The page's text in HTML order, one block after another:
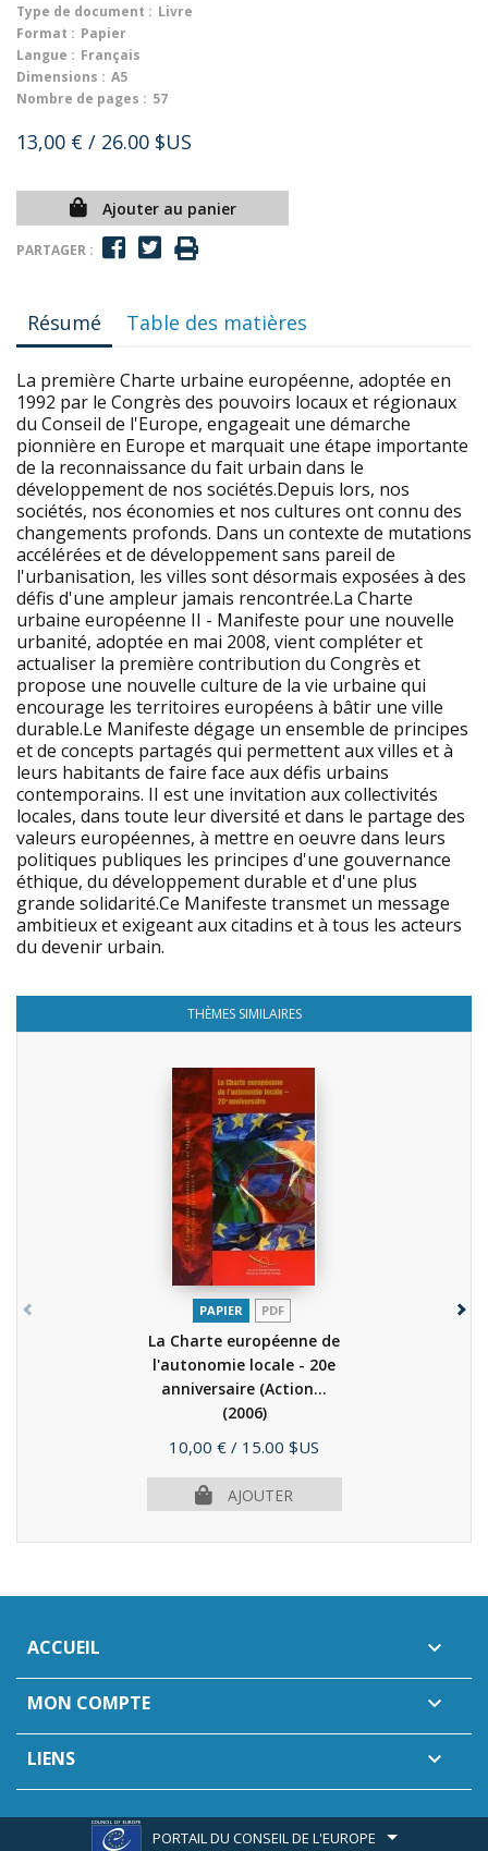
Type de document : Livre
Format : Papier
Langue : Français
Dimensions : A5
Nombre de pages : 57
13,00 € / 26.00 $US
Ajouter au panier
PARTAGER :
Résumé Table des matières
La première Charte urbaine européenne, adoptée en
1992 par le Congrès des pouvoirs locaux et régionaux
du Conseil de l'Europe, engageait une démarche
pionnière en Europe et marquait une étape importante
de la reconnaissance du fait urbain dans le
développement de nos sociétés.Depuis lors, nos
sociétés, nos économies et nos cultures ont connu des
changements profonds. Dans un contexte de mutations
accélérées et de développement sans pareil de
l'urbanisation, les villes sont désormais exposées à des
défis d'une ampleur jamais rencontrée.La Charte
urbaine européenne II - Manifeste pour une nouvelle
urbanité, adoptée en mai 2008, vient compléter et
actualiser la première contribution du Congrès et
propose une nouvelle culture de la vie urbaine qui
encourage les territoires européens à bâtir une ville
durable.Le Manifeste dégage un ensemble de principes
et de concepts partagés qui permettent aux villes et à
leurs habitants de faire face aux défis urbains
contemporains. II est une invitation aux collectivités
locales, dans toute leur diversité et dans le partage des
valeurs européennes, à mettre en oeuvre dans leurs
politiques publiques les principes d'une gouvernance
éthique, du développement durable et d'une plus
grande solidarité.Ce Manifeste transmet un message
ambitieux et exigeant aux citadins et à tous les acteurs
du devenir urbain.
THÈMES SIMILAIRES
PAPIER PDF
La Charte européenne de
l'autonomie locale - 20e
anniversaire (Action...
(2006)
Prix
10,00 € / 15.00 $US
AJOUTER
ACCUEIL 
MON COMPTE 
LIENS 
PORTAIL DU CONSEIL DE L'EUROPE